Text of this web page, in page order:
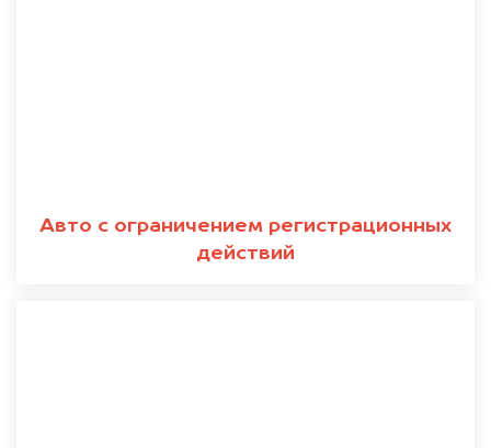
Авто с ограничением регистрационных
действий